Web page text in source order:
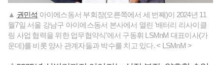
▲ 권민석 아이에스동서 부회장(오른쪽에서 세 번째)이 2024년 11
월7일 서울 강남구 아이에스동서 본사에서 열린 '배터리 리사이클
링 사업 협력을 위한 업무협약식'에서 구동휘 LSMnM 대표이사(가
운데)를 비롯 양사 관계자들과 박수를 치고 있다. < LSMnM >